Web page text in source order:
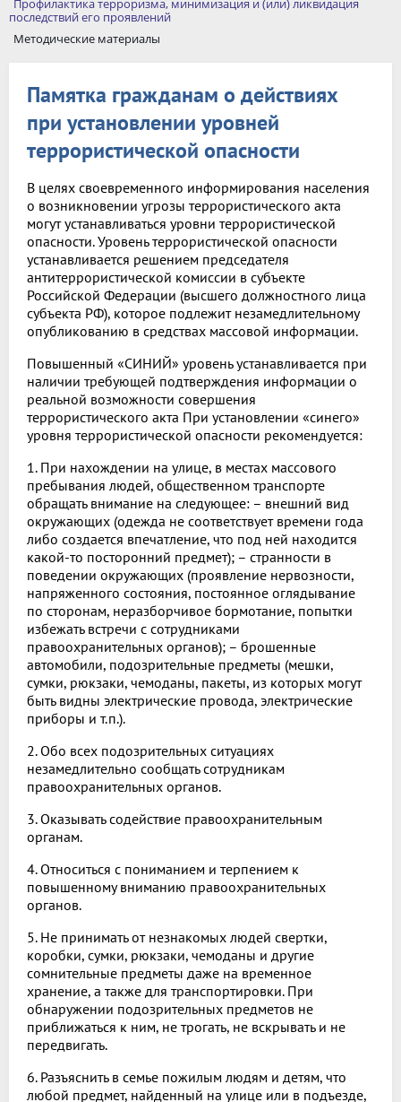
Профилактика терроризма, минимизация и (или) ликвидация
последствий его проявлений
Методические материалы
Памятка гражданам о действиях
при установлении уровней
террористической опасности
В целях своевременного информирования населения
о возникновении угрозы террористического акта
могут устанавливаться уровни террористической
опасности. Уровень террористической опасности
устанавливается решением председателя
антитеррористической комиссии в субъекте
Российской Федерации (высшего должностного лица
субъекта РФ), которое подлежит незамедлительному
опубликованию в средствах массовой информации.
Повышенный «СИНИЙ» уровень устанавливается при
наличии требующей подтверждения информации о
реальной возможности совершения
террористического акта При установлении «синего»
уровня террористической опасности рекомендуется:
1. При нахождении на улице, в местах массового
пребывания людей, общественном транспорте
обращать внимание на следующее: – внешний вид
окружающих (одежда не соответствует времени года
либо создается впечатление, что под ней находится
какой-то посторонний предмет); – странности в
поведении окружающих (проявление нервозности,
напряженного состояния, постоянное оглядывание
по сторонам, неразборчивое бормотание, попытки
избежать встречи с сотрудниками
правоохранительных органов); – брошенные
автомобили, подозрительные предметы (мешки,
сумки, рюкзаки, чемоданы, пакеты, из которых могут
быть видны электрические провода, электрические
приборы и т.п.).
2. Обо всех подозрительных ситуациях
незамедлительно сообщать сотрудникам
правоохранительных органов.
3. Оказывать содействие правоохранительным
органам.
4. Относиться с пониманием и терпением к
повышенному вниманию правоохранительных
органов.
5. Не принимать от незнакомых людей свертки,
коробки, сумки, рюкзаки, чемоданы и другие
сомнительные предметы даже на временное
хранение, а также для транспортировки. При
обнаружении подозрительных предметов не
приближаться к ним, не трогать, не вскрывать и не
передвигать.
6. Разъяснить в семье пожилым людям и детям, что
любой предмет, найденный на улице или в подъезде,